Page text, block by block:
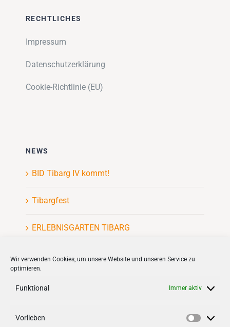
Wir verwenden Cookies, um unsere Website und unseren Service zu
optimieren.
Funktional Immer aktiv
Vorlieben
RECHTLICHES
Impressum
Datenschutzerklärung
Cookie-Richtlinie (EU)
NEWS
BID Tibarg IV kommt!
Tibargfest
ERLEBNISGARTEN TIBARG
Kinderflohmarkt